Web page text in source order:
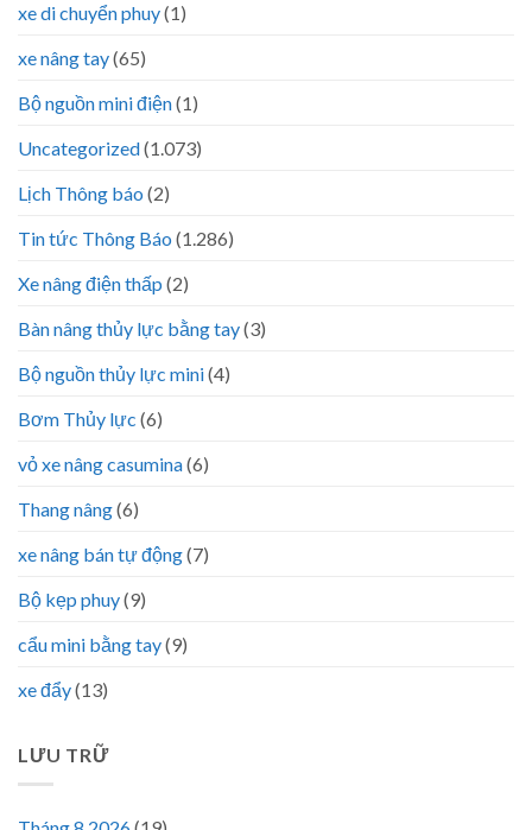
xe di chuyển phuy(1)
xe nâng tay(65)
Bộ nguồn mini điện(1)
Uncategorized(1.073)
Lịch Thông báo (2)
Tin tức Thông Báo (1.286)
Xe nâng điện thấp (2)
Bàn nâng thủy lực bằng tay(3)
Bộ nguồn thủy lực mini(4)
Bơm Thủy lực (6)
vỏ xe nâng casumina(6)
Thang nâng(6)
xe nâng bán tự động(7)
Bộ kẹp phuy(9)
cẩu mini bằng tay(9)
xe đẩy(13)
LƯU TRỮ